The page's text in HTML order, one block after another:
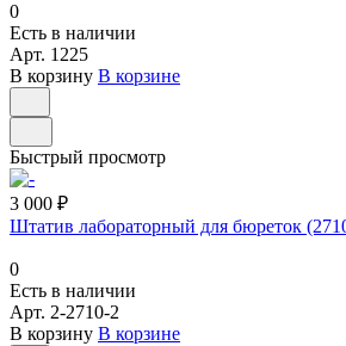
0
Есть в наличии
Арт. 1225
В корзину В корзине
Быстрый просмотр
3 000 ₽
Штатив лабораторный для бюреток
0
Есть в наличии
Арт. 2-2710-2
В корзину В корзине